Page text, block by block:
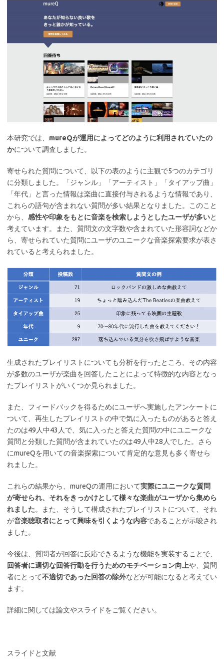
本研究では、 mureQが運用によってどのように利用されていたの
かについて調査しました。
寄せられた質問について、以下の表のように主観で5つのカテゴリ
に分類しました。「ジャンル」「アーティスト」「タイアップ曲」
「年代」と言った情報は楽曲に直接付与されるような情報であり、
これらの語句が含まれない質問が多い結果となりました。このこと
から、 感性や印象をもとに音楽を検索しようとしたユーザが多いと
考えています。また、質問文の文字数や含まれていた形容詞などか
ら、寄せられていた質問にユーザのユニークな音楽探索要求が表さ
れていると考えられました。
生成されたプレイリストについても分析を行ったところ、その内容
が多数のユーザが楽曲を回答したことによって特徴的な内容となっ
たプレイリストがいくつか見られました。
また、フィードバックを得るためにユーザへ実施したアンケートに
ついて、再生したプレイリストの中で気に入ったものがあると答え
たのは49人中43人で、気に入ったと答えた質問の中にユニークな
質問と分類した質問が含まれていたのは49人中28人でした。さら
にmureQを用いての音楽探索について肯定的な意見も多く寄せら
れました。
これらの結果から、mureQの運用において実際にユニークな質問
が寄せられ、それをきっかけとして様々な楽曲がユーザから集めら
れました。また、そうして構成されたプレイリストについて、それ
が音楽聴取者にとって興味を引くような内容であることが示唆され
ました。
今後は、質問者が回答に反応できるような機能を実装することで、
回答者に適切な回答行動を行うためのモチベーション向上や、質問
者にとって不適切であった回答の除外などが可能になると考えてい
ます。
詳細に関しては論文やスライドをご覧ください。
スライドと文献